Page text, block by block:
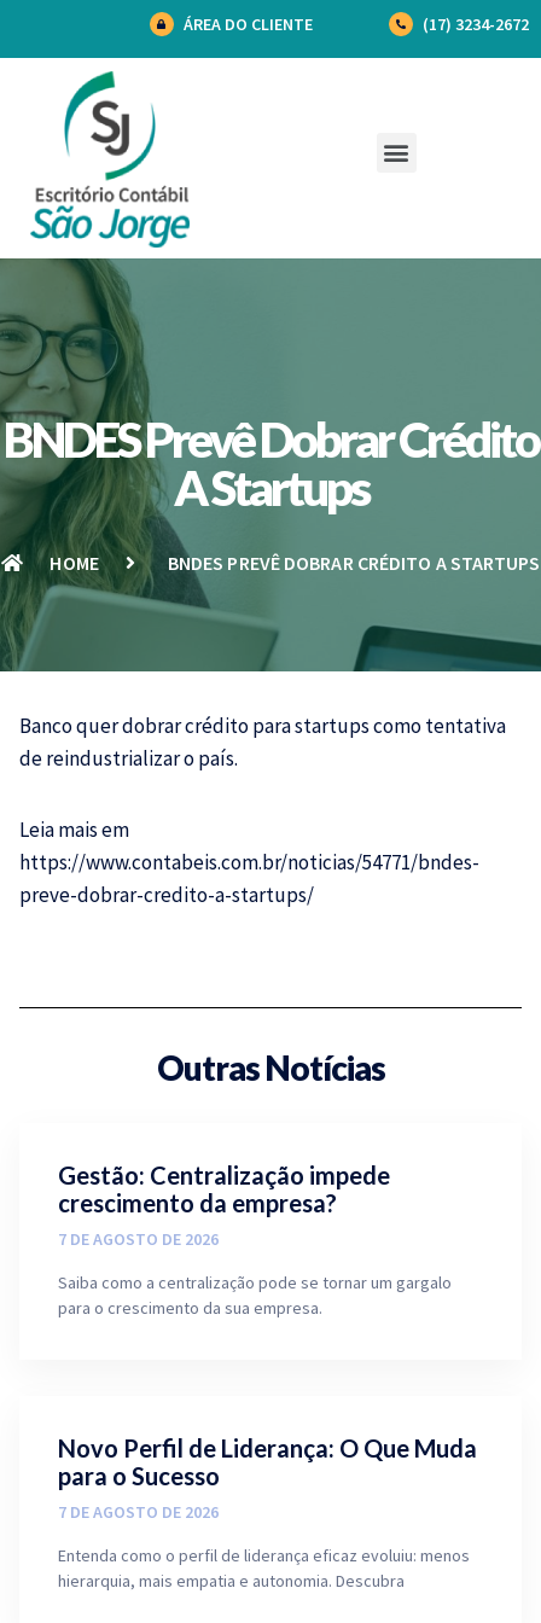
ÁREA DO CLIENTE (17) 3234-2672
BNDES Prevê Dobrar Crédito
A Startups
HOME BNDES PREVÊ DOBRAR CRÉDITO A STARTUPS
Banco quer dobrar crédito para startups como tentativa
de reindustrializar o país.
Leia mais em
https://www.contabeis.com.br/noticias/54771/bndes-
preve-dobrar-credito-a-startups/
Outras Notícias
Gestão: Centralização impede
crescimento da empresa?
7 DE AGOSTO DE 2026
Saiba como a centralização pode se tornar um gargalo
para o crescimento da sua empresa.
Novo Perfil de Liderança: O Que Muda
para o Sucesso
7 DE AGOSTO DE 2026
Entenda como o perfil de liderança eficaz evoluiu: menos
hierarquia, mais empatia e autonomia. Descubra